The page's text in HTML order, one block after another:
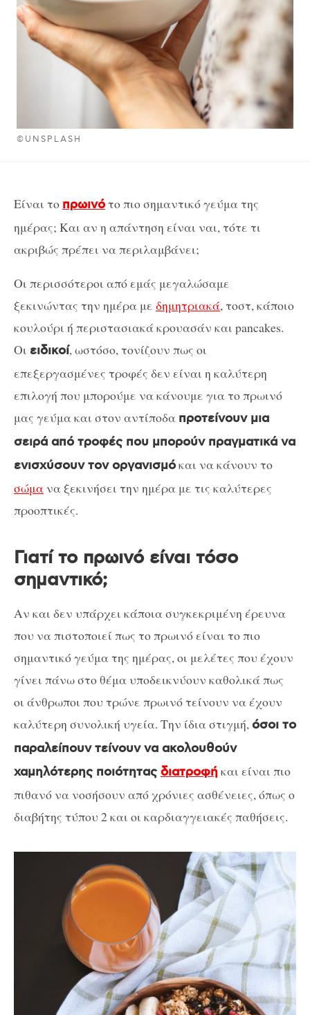
©UNSPLASH
Είναι το πρωινότο πιο σημαντικό γεύμα της
ημέρας; Και αν η απάντηση είναι ναι, τότε τι
ακριβώς πρέπει να περιλαμβάνει;
Οι περισσότεροι από εμάς μεγαλώσαμε
ξεκινώντας την ημέρα με δημητριακά, τοστ, κάποιο
κουλούρι ή περιστασιακά κρουασάν και pancakes.
Οι ειδικοί, ωστόσο, τονίζουν πως οι
επεξεργασμένες τροφές δεν είναι η καλύτερη
επιλογή που μπορούμε να κάνουμε για το πρωινό
μας γεύμα και στον αντίποδα προτείνουν μια
σειρά από τροφές που μπορούν πραγματικά να
ενισχύσουν τον οργανισμόκαι να κάνουν το
σώμανα ξεκινήσει την ημέρα με τις καλύτερες
προοπτικές.
Γιατί το πρωινό είναι τόσο
σημαντικό;
Αν και δεν υπάρχει κάποια συγκεκριμένη έρευνα
που να πιστοποιεί πως το πρωινό είναι το πιο
σημαντικό γεύμα της ημέρας, οι μελέτες που έχουν
γίνει πάνω στο θέμα υποδεικνύουν καθολικά πως
οι άνθρωποι που τρώνε πρωινό τείνουν να έχουν
καλύτερη συνολική υγεία. Την ίδια στιγμή,όσοι το
παραλείπουν τείνουν να ακολουθούν
χαμηλότερης ποιότητας διατροφήκαι είναι πιο
πιθανό να νοσήσουν από χρόνιες ασθένειες, όπως ο
διαβήτης τύπου 2 και οι καρδιαγγειακές παθήσεις.